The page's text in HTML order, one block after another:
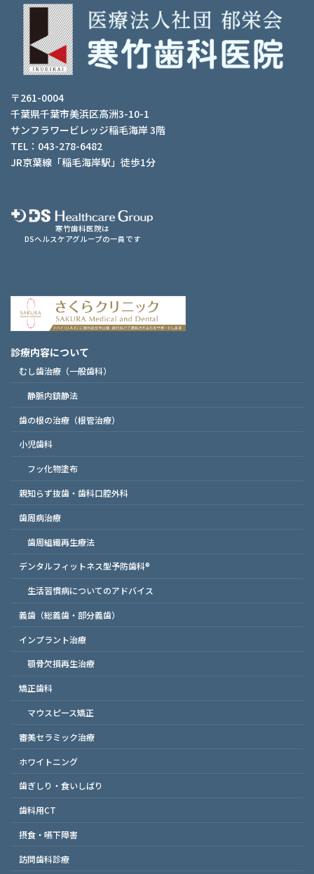
〒261-0004
千葉県千葉市美浜区高洲3-10-1
サンフラワービレッジ稲毛海岸 3階
TEL：043-278-6482
JR京葉線「稲毛海岸駅」徒歩1分
寒竹歯科医院は
DSヘルスケアグループの一員です
診療内容について
むし歯治療（一般歯科）
静脈内鎮静法
歯の根の治療（根管治療）
小児歯科
フッ化物塗布
親知らず抜歯・歯科口腔外科
歯周病治療
歯周組織再生療法
デンタルフィットネス型予防歯科®
生活習慣病についてのアドバイス
義歯（総義歯・部分義歯）
インプラント治療
顎骨欠損再生治療
矯正歯科
マウスピース矯正
審美セラミック治療
ホワイトニング
歯ぎしり・食いしばり
歯科用CT
摂食・嚥下障害
訪問歯科診療